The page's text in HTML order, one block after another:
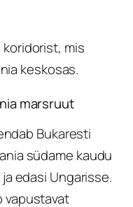
mis
keskosas.
marsruut
Bukaresti
südame kaudu
edasi Ungarisse.
vapustavat